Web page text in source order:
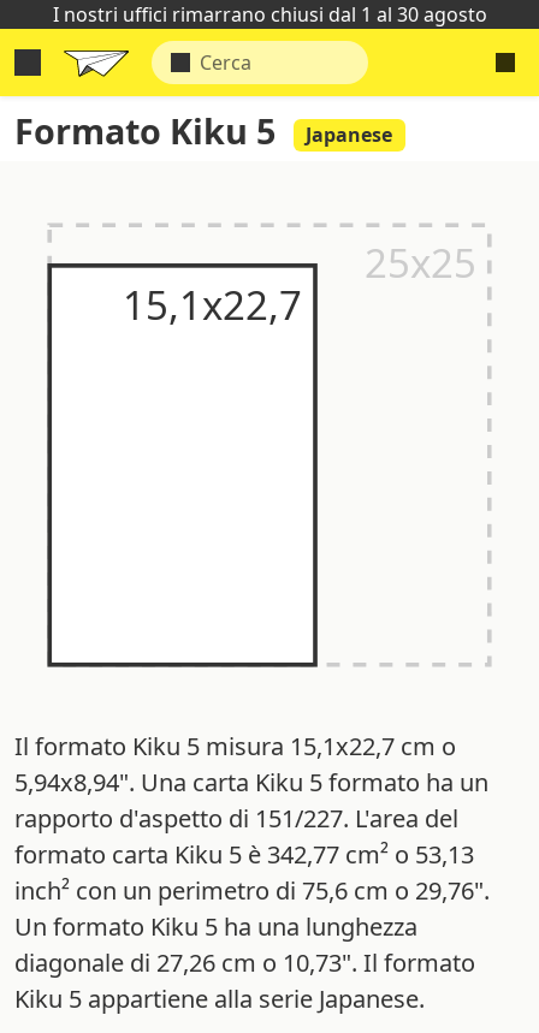
I nostri uffici rimarrano chiusi dal 1 al 30 agosto
Formato Kiku 5 Japanese
Il formato Kiku 5 misura 15,1x22,7 cm o
5,94x8,94". Una carta Kiku 5 formato ha un
rapporto d'aspetto di 151/227. L'area del
formato carta Kiku 5 è 342,77 cm² o 53,13
inch² con un perimetro di 75,6 cm o 29,76".
Un formato Kiku 5 ha una lunghezza
diagonale di 27,26 cm o 10,73". Il formato
Kiku 5 appartiene alla serie Japanese.